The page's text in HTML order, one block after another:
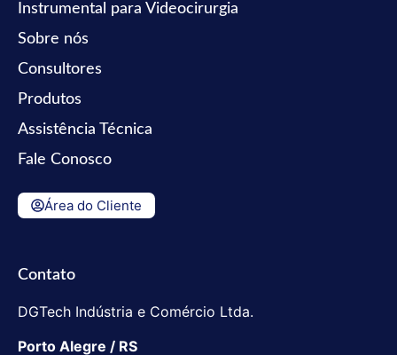
Instrumental para Videocirurgia
Sobre nós
Consultores
Produtos
Assistência Técnica
Fale Conosco
Área do Cliente
Contato
DGTech Indústria e Comércio Ltda.
Porto Alegre / RS